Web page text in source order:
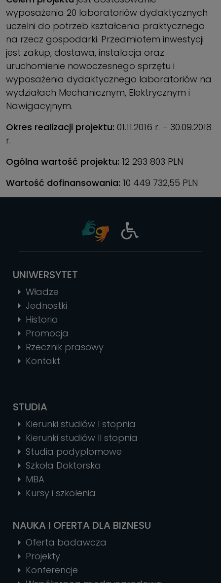
wyposażenia 20 laboratoriów dydaktycznych
uczelni do potrzeb kształcenia praktycznego
na rzecz gospodarki. Przedmiotem inwestycji
jest zakup, dostawa, instalacja oraz
uruchomienie nowoczesnego sprzętu i
wyposażenia dydaktycznego laboratoriów na
wydziałach Mechanicznym, Elektrycznym i
Nawigacyjnym.
Okres realizacji projektu: 01.11.2016 r. – 30.09.2018
r.
Ogólna wartość projektu: 12 293 803 PLN
Wartość dofinansowania: 10 449 732,55 PLN
UNIWERSYTET
Władze
Jednostki
Historia
Promocja
Rzecznik prasowy
Kontakt
STUDIA
Kierunki studiów I stopnia
Kierunki studiów II stopnia
Studia podyplomowe
Szkoła Doktorska
MBA
Kursy i szkolenia
NAUKA I OFERTA DLA BIZNESU
Oferta badawcza
Projekty
Konferencje